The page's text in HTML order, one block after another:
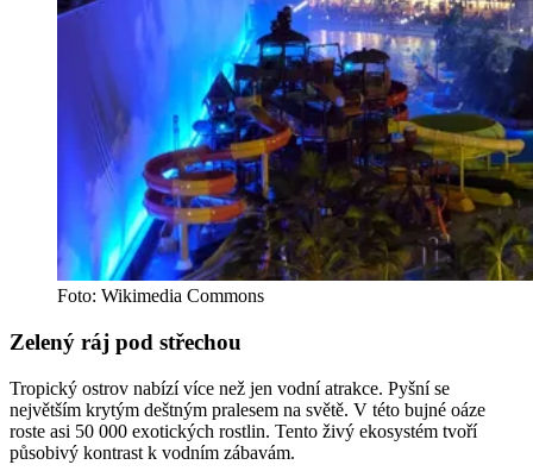
Foto: Wikimedia Commons
Zelený ráj pod střechou
Tropický ostrov nabízí více než jen vodní atrakce. Pyšní se
největším krytým deštným pralesem na světě. V této bujné oáze
roste asi 50 000 exotických rostlin. Tento živý ekosystém tvoří
působivý kontrast k vodním zábavám.